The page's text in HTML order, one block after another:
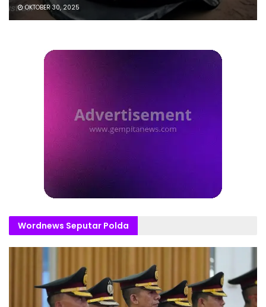
OKTOBER 30, 2025
Wordnews Seputar Polda